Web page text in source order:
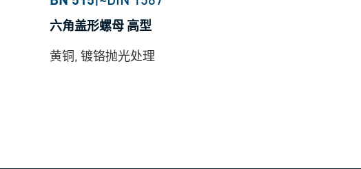
六角盖形螺母 高型
黄铜, 镀铬抛光处理